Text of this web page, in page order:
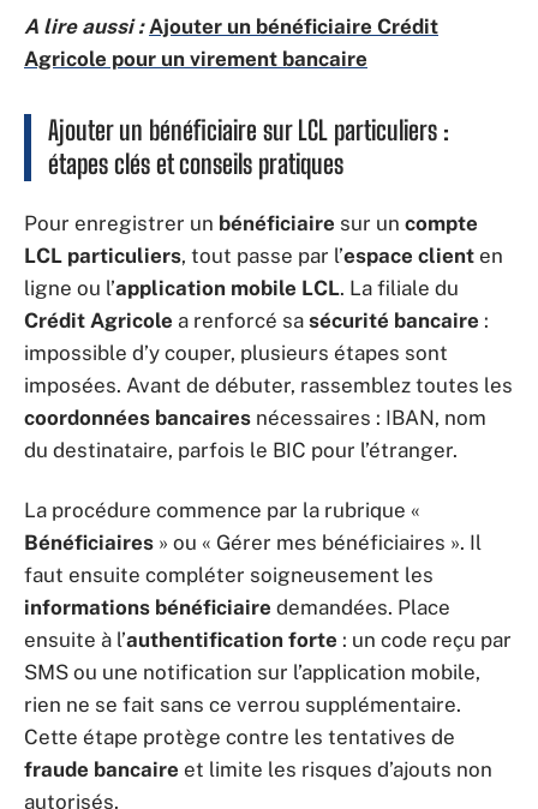
A lire aussi : Ajouter un bénéficiaire Crédit
Agricole pour un virement bancaire
Ajouter un bénéficiaire sur LCL particuliers :
étapes clés et conseils pratiques
Pour enregistrer un bénéficiaire sur un compte
LCL particuliers, tout passe par l’espace client en
ligne ou l’application mobile LCL. La filiale du
Crédit Agricole a renforcé sa sécurité bancaire :
impossible d’y couper, plusieurs étapes sont
imposées. Avant de débuter, rassemblez toutes les
coordonnées bancaires nécessaires : IBAN, nom
du destinataire, parfois le BIC pour l’étranger.
La procédure commence par la rubrique «
Bénéficiaires » ou « Gérer mes bénéficiaires ». Il
faut ensuite compléter soigneusement les
informations bénéficiaire demandées. Place
ensuite à l’authentification forte : un code reçu par
SMS ou une notification sur l’application mobile,
rien ne se fait sans ce verrou supplémentaire.
Cette étape protège contre les tentatives de
fraude bancaire et limite les risques d’ajouts non
autorisés.